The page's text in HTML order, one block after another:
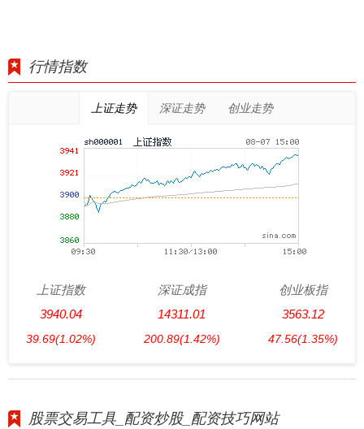
行情指数
上证走势 深证走势 创业走势
上证指数
3940.04
39.69(1.02%)
深证成指
14311.01
200.89(1.42%)
创业板指
3563.12
47.56(1.35%)
股票交易工具_配资炒股_配资技巧网站